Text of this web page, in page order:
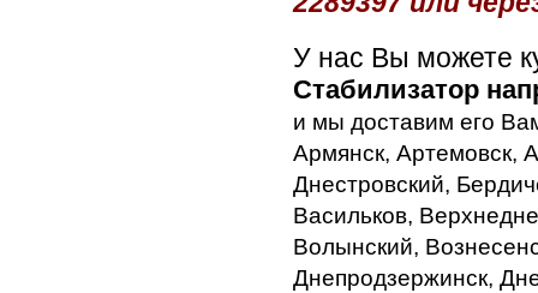
У нас Вы можете
Стабилизатор
и мы доставим его
Армянск, Артемовск,
Днестровский,
Васильков,
Волынский,
Днепродзержинск,